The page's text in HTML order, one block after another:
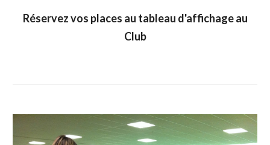
Réservez vos places au tableau d'affichage au
Club